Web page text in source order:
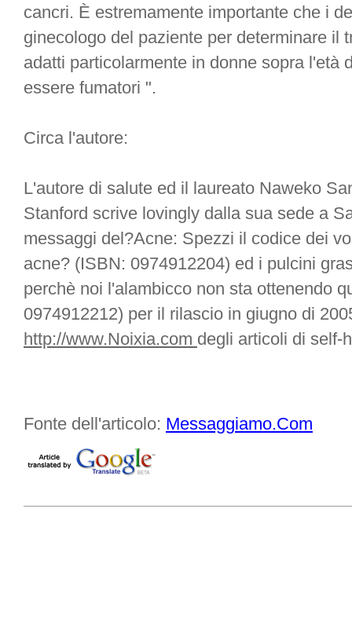
cancri. È estremamente importante che i
ginecologo del paziente per determinare il
adatti particolarmente in donne sopra l'età
essere fumatori ".
Circa l'autore:
L'autore di salute ed il laureato Naweko
Stanford scrive lovingly dalla sua sede a
messaggi del?Acne: Spezzi il codice dei
acne? (ISBN: 0974912204) ed i pulcini
perchè noi l'alambicco non sta ottenendo
0974912212) per il rilascio in giugno di
http://www.Noixia.com degli articoli di self-
Fonte dell'articolo: Messaggiamo.Com